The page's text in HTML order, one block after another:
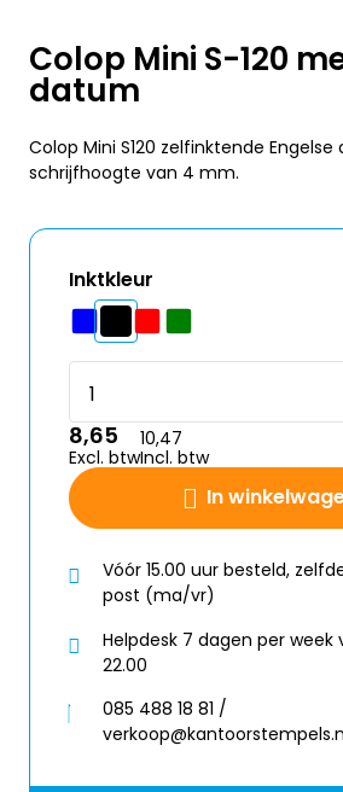
Colop Mini S-120
datum
Colop Mini S120 zelfinktende
schrijfhoogte van 4 mm.
Inktkleur
In
8,65
Excl. btw
10,47
Incl. btw
Vóór 15.00 uur besteld,
post (ma/vr)
Helpdesk 7 dagen per week
22.00
085 488 18 81 /